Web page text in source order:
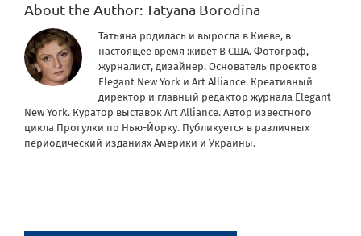
About the Author:Tatyana Borodina
Татьяна родилась и выросла в Киеве, в
настоящее время живет В США. Фотограф,
журналист, дизайнер. Основатель проектов
Elegant New York и Art Alliance. Креативный
директор и главный редактор журнала Elegant
New York. Куратор выставок Art Alliance. Автор известного
цикла Прогулки по Нью-Йорку. Публикуется в различных
периодический изданиях Америки и Украины.